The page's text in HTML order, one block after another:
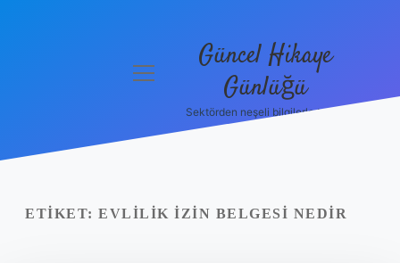
menüyü
Güncel Hikaye
Günlüğü
Sektörden neşeli bilgilerle tanış!
ETIKET: EVLILIK IZIN BELGESI NEDIR